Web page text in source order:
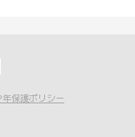
保護ポリシー